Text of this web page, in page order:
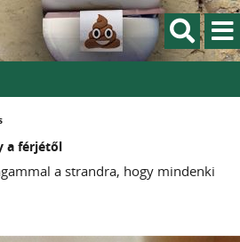
a férjétől
a strandra, hogy mindenki